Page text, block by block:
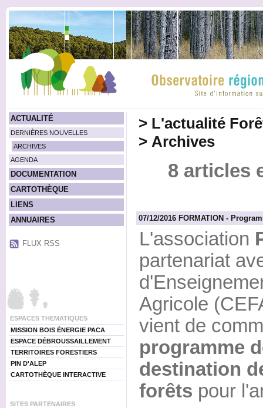
ACTUALITÉ
DERNIÈRES NOUVELLES
ARCHIVES
AGENDA
DOCUMENTATION
CARTOTHÈQUE
LIENS
ANNUAIRES
FLUX RSS
ESPACES THEMATIQUES
MISSION BOIS ÉNERGIE PACA
ESPACE DÉBROUSSAILLEMENT
TERRITOIRES FORESTIERS
PIN D'ALEP
CARTOTHÈQUE INTERACTIVE
SITES PARTENAIRES
> L'actualité
> Archives
8 articles
07/12/2016 FORMATION -
L'association
partenariat
Agricole
vient de
programme
destination
forêts pour